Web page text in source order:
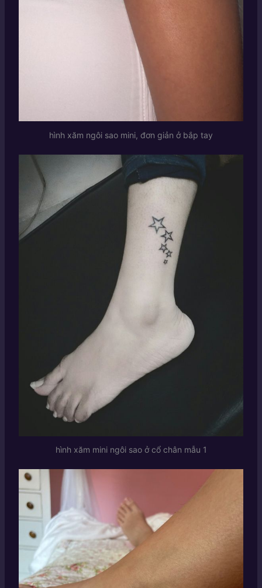
hình xăm ngôi sao mini, đơn giản ở bắp tay
hình xăm mini ngôi sao ở cổ chân mẫu 1